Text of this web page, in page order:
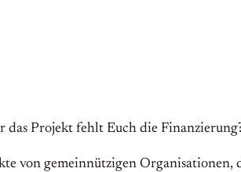
das Projekt fehlt Euch die
von gemeinnützigen Organisationen,